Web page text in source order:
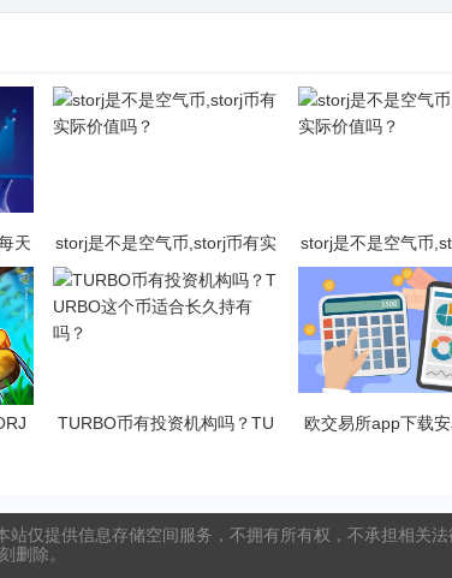
天
storj是不是空气币,storj币有实
storj是不是空气币
际价值吗？
TURBO币有投资机构吗？TU
欧交易所app下载
仅提供信息存储空间服务，不拥有所有权，不承担相关
删除。